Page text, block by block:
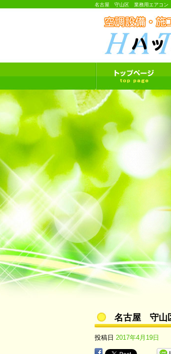
名古屋 守山区 業務用エアコン
名古屋 守山
投稿日 2017年4月19日